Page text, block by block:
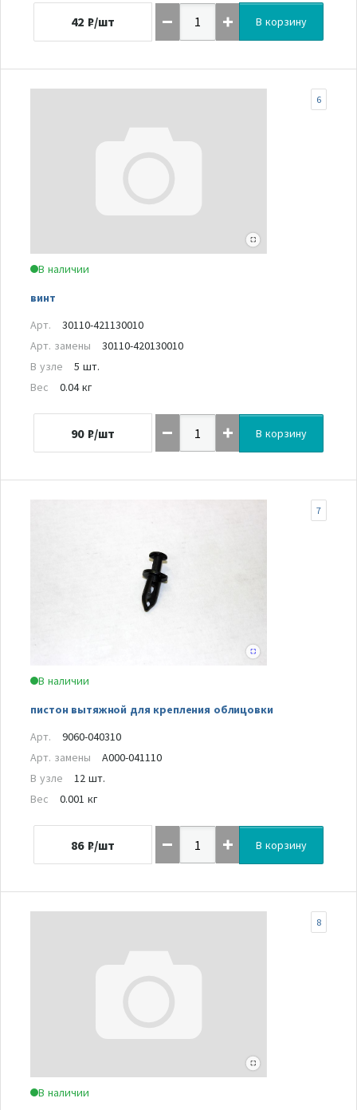
42 ₽/шт В корзину
В наличии
винт
6
Арт.
30110-421130010
Арт. замены
30110-420130010
В узле
5 шт.
Вес
0.04 кг
90 ₽/шт В корзину
В наличии
пистон вытяжной для крепления облицовки
7
Арт.
9060-040310
Арт. замены
A000-041110
В узле
12 шт.
Вес
0.001 кг
86 ₽/шт В корзину
В наличии
8